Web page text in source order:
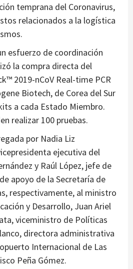
temprana del Coronavirus,
relacionados a la logística
esfuerzo de coordinación
la compra directa del
2019-nCoV Real-time PCR
Biotech, de Corea del Sur
a cada Estado Miembro.
realizar 100 pruebas.
por Nadia Liz
ejecutiva del
y Raúl López, jefe de
apoyo de la Secretaría de
respectivamente, al ministro
y Desarrollo, Juan Ariel
viceministro de Políticas
directora administrativa
Internacional de Las
Peña Gómez.